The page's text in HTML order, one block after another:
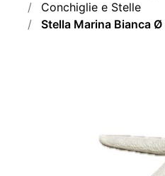
Conchiglie e Stelle
Stella Marina Bianca